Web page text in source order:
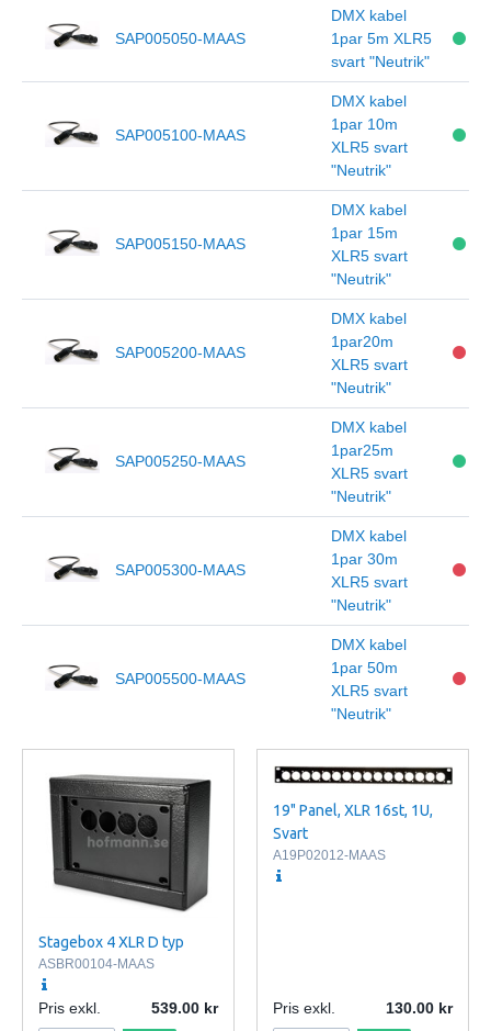
SAP005050-MAAS
DMX kabel
1par 5m XLR5
svart "Neutrik"
SAP005100-MAAS
DMX kabel
1par 10m
XLR5 svart
"Neutrik"
SAP005150-MAAS
DMX kabel
1par 15m
XLR5 svart
"Neutrik"
SAP005200-MAAS
DMX kabel
1par20m
XLR5 svart
"Neutrik"
SAP005250-MAAS
DMX kabel
1par25m
XLR5 svart
"Neutrik"
SAP005300-MAAS
DMX kabel
1par 30m
XLR5 svart
"Neutrik"
SAP005500-MAAS
DMX kabel
1par 50m
XLR5 svart
"Neutrik"
Stagebox 4 XLR D typ
ASBR00104-MAAS
Pris exkl. 539.00
19" Panel, XLR 16st, 1U,
Svart
A19P02012-MAAS
Pris exkl. 130.00